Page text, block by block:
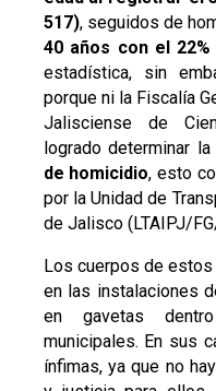
517), seguidos de
40 años con el
estadística, sin
porque ni la Fiscalía
Jalisciense de
logrado determinar
de homicidio, esto
por la Unidad de
de Jalisco (LTAIPJ/
Los cuerpos de
en las instalaciones
en gavetas
municipales. En sus
ínfimas, ya que no